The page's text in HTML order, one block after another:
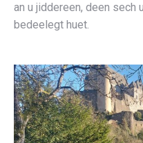
an u jiddereen, deen sech
bedeelegt huet.